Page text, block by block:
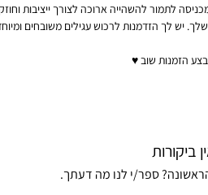
לתמור להשהייה ארוכה לצורך ייציבות
יש לך הזדמנות לרכוש עגילים משובחים
הזמנות שוב ♥
ביקורות
ספר/י לנו מה דעתך.